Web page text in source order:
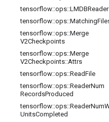
tensorflow::ops::LMDBReader
tensorflow::ops::Matching
tensorflow::ops::Merge
V2Checkpoints
tensorflow::ops::Merge
V2Checkpoints::Attrs
tensorflow::ops::ReadFile
tensorflow::ops::ReaderNum
RecordsProduced
tensorflow::ops::ReaderNum
UnitsCompleted